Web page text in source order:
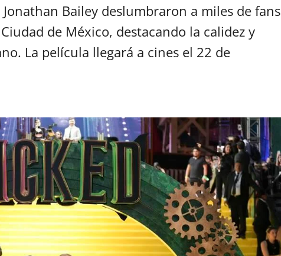
Bailey deslumbraron a miles de fans
de México, destacando la calidez y
La película llegará a cines el 22 de